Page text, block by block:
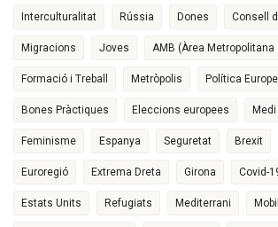
Interculturalitat Rússia Dones Consell
Migracions Joves AMB (Àrea Metropolitana
Formació i Treball Metròpolis Política
Bones Pràctiques Eleccions europees
Feminisme Espanya Seguretat Brexit
Euroregió Extrema Dreta Girona Covid-
Estats Units Refugiats Mediterrani